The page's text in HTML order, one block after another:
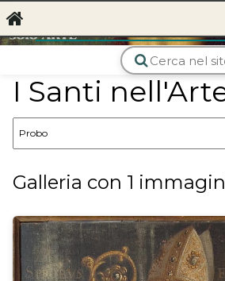
I Santi
Galleria con 1